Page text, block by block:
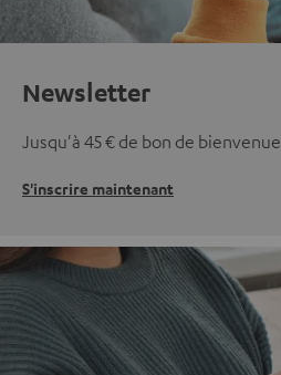
Newsletter
Jusqu'à 45 € de bon de bienvenue
S'inscrire maintenant